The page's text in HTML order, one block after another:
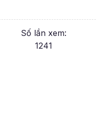
Số lần xem:
1241